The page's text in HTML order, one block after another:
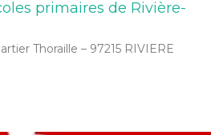
primaires de Rivière-
Thoraille – 97215 RIVIERE